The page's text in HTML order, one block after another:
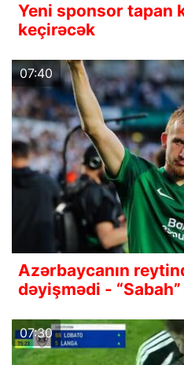
Yeni sponsor tapan
keçirəcək
07:40
Azərbaycanın
dəyişmədi -
07:30